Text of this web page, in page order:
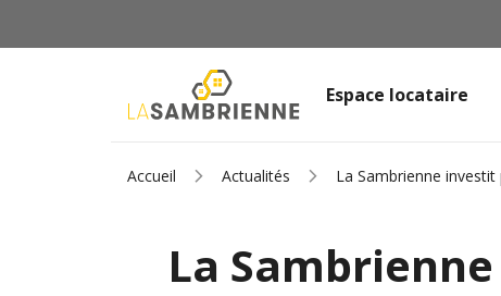
Espace locataire
Accueil Actualités La Sambrienne
La